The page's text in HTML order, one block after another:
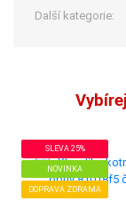
Další kategorie:
SLEVA 25%
NOVINKA
DOPRAVA ZDRAMA